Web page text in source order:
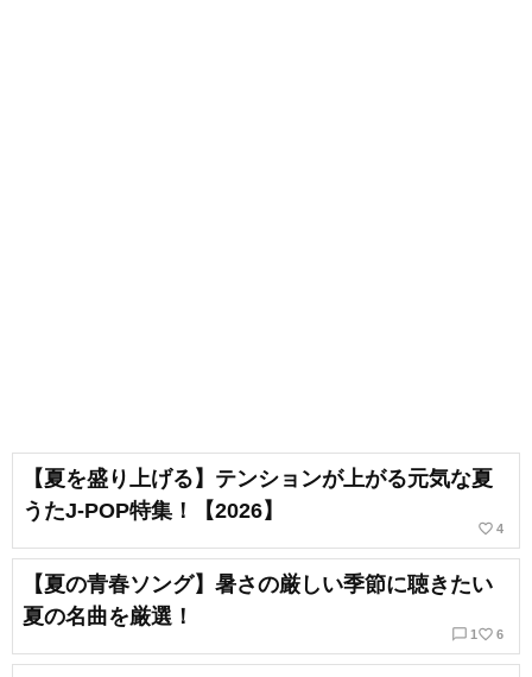
【夏を盛り上げる】テンションが上がる元気な夏
うたJ-POP特集！【2026】
favorite_border 4
【夏の青春ソング】暑さの厳しい季節に聴きたい
夏の名曲を厳選！
chat_bubble_outline 1 favorite_border 6